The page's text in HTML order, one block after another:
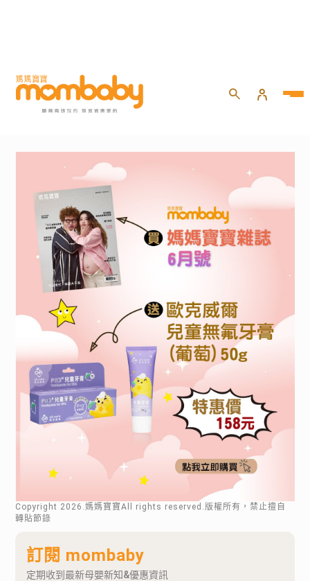
Copyright 2026 .媽媽寶寶All rights reserved.版權所有，禁止擅自
轉貼節錄
訂閱 mombaby
定期收到最新母嬰新知&優惠資訊